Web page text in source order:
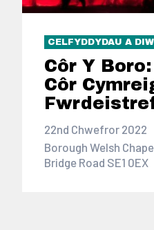
CELFYDDYDAU A
Côr Y
Côr
22nd Chwefror 2022
Borough Welsh
Bridge Road SE1 0EX